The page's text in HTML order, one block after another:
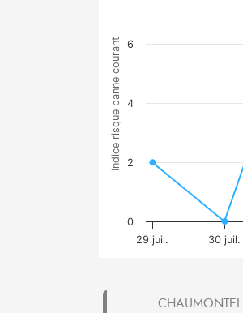
Indice risque panne courant
29 juil. 30 juil.
0
2
4
6
CHAUMONTEL